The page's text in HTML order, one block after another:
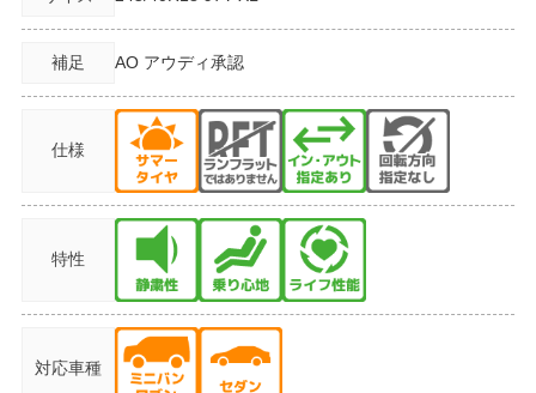
補足 AO アウディ承認
仕様
特性
対応車種